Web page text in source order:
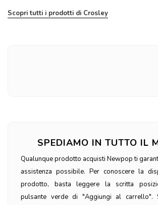
Scopri tutti i prodotti di Crosley
SPEDIAMO IN TUTTO IL
Qualunque prodotto acquisti Newpop ti
assistenza possibile. Per conoscere la
prodotto, basta leggere la scritta
pulsante verde di "Aggiungi al carrello".